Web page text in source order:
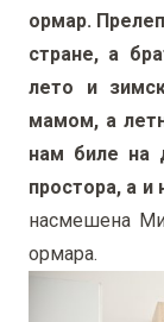
ормар. Прелеп
стране, а
лето и
мамом, а
нам биле на
простора, а
насмешена
ормара.